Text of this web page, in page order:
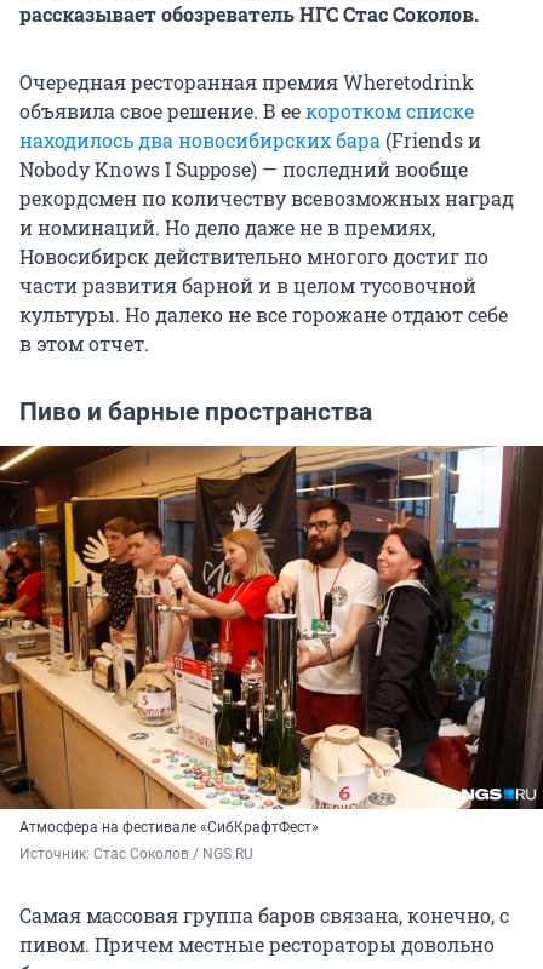
рассказывает обозреватель НГС Стас Соколов.
Очередная ресторанная премия Wheretodrink
объявила свое решение. В еекоротком списке
находилось два новосибирских бара (Friends и
Nobody Knows I Suppose) — последний вообще
рекордсмен по количеству всевозможных наград
и номинаций. Но дело даже не в премиях,
Новосибирск действительно многого достиг по
части развития барной и в целом тусовочной
культуры. Но далеко не все горожане отдают себе
в этом отчет.
Пиво и барные пространства
Атмосфера на фестивале «СибКрафтФест»
Источник: Стас Соколов / NGS.RU
Самая массовая группа баров связана, конечно, с
пивом. Причем местные рестораторы довольно